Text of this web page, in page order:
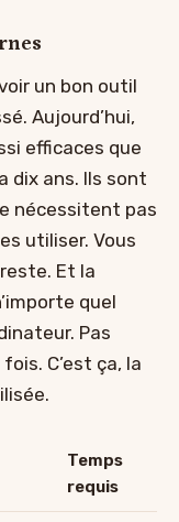
un bon outil
Aujourd’hui,
efficaces que
dix ans. Ils sont
nécessitent pas
utiliser. Vous
Et la
quel
Pas
C’est ça, la
Temps
requis